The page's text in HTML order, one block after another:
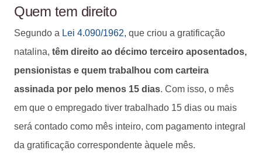
Quem tem direito
Segundo a Lei 4.090/1962, que criou a gratificação
natalina, têm direito ao décimo terceiro aposentados,
pensionistas e quem trabalhou com carteira
assinada por pelo menos 15 dias. Com isso, o mês
em que o empregado tiver trabalhado 15 dias ou mais
será contado como mês inteiro, com pagamento integral
da gratificação correspondente àquele mês.